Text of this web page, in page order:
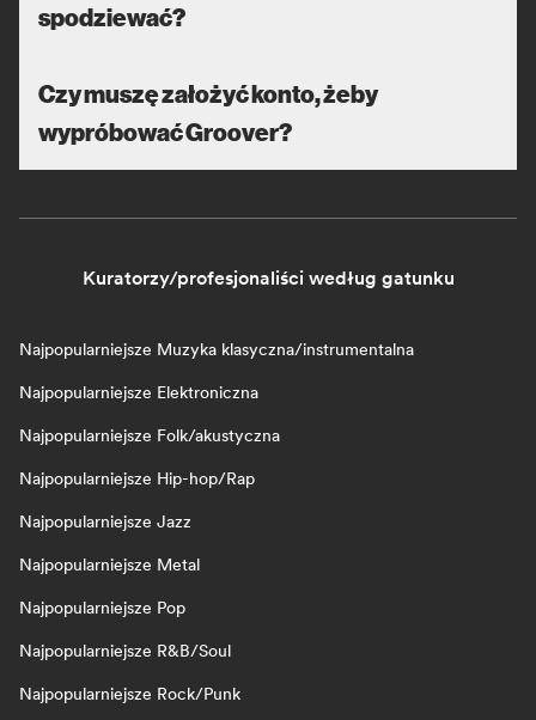
spodziewać?
Czy muszę założyć konto, żeby
wypróbować Groover?
Kuratorzy/profesjonaliści według gatunku
Najpopularniejsze Muzyka klasyczna/instrumentalna
Najpopularniejsze Elektroniczna
Najpopularniejsze Folk/akustyczna
Najpopularniejsze Hip-hop/Rap
Najpopularniejsze Jazz
Najpopularniejsze Metal
Najpopularniejsze Pop
Najpopularniejsze R&B/Soul
Najpopularniejsze Rock/Punk